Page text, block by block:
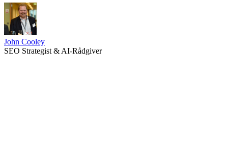
John Cooley
SEO Strategist & AI-Rådgiver